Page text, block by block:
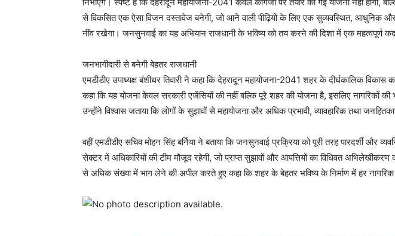
से विकसित एक ऐसा विजन दस्तावेज बनेगी, जो आने वाली पीढ़ियों के लिए एक सुव्यवस्थित, आधुनिक
नींव रखेगा। जनसुनवाई का यह अभियान राजधानी के भविष्य को तय करने की दिशा में एक महत्वपूर्ण
जनभागीदारी से बनेगी बेहतर राजधानी
एमडीडीए उपाध्यक्ष बंशीधर तिवारी ने कहा कि देहरादून महायोजना-2041 शहर के दीर्घकालिक विकास
कहा कि यह योजना केवल सरकारी एजेंसियों की नहीं बल्कि पूरे शहर की योजना है, इसलिए नागरिकों की
उन्होंने विश्वास जताया कि लोगों के सुझावों से महायोजना और अधिक प्रभावी, व्यावहारिक तथा
वहीं एमडीडीए सचिव मोहन सिंह बर्निया ने बताया कि जनसुनवाई प्रक्रिया को पूरी तरह पारदर्शी और
सेक्टर में अधिकारियों की टीम मौजूद रहेगी, जो प्राप्त सुझावों और आपत्तियों का विधिवत
से अधिक संख्या में भाग लेने की अपील करते हुए कहा कि शहर के बेहतर भविष्य के निर्माण में हर नागरिक